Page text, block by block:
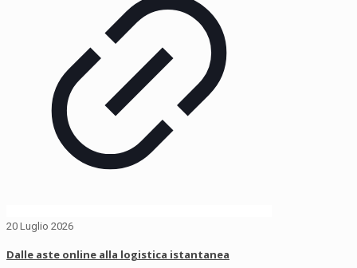
20 Luglio 2026
Dalle aste online alla logistica istantanea